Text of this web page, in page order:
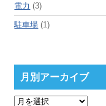
電力 (3)
駐車場 (1)
月別アーカイブ
月